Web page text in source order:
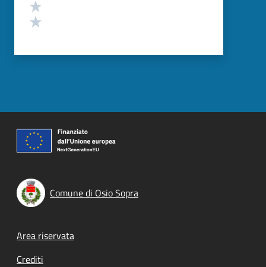
Comune di Osio Sopra
Footer menu
Area riservata
Crediti